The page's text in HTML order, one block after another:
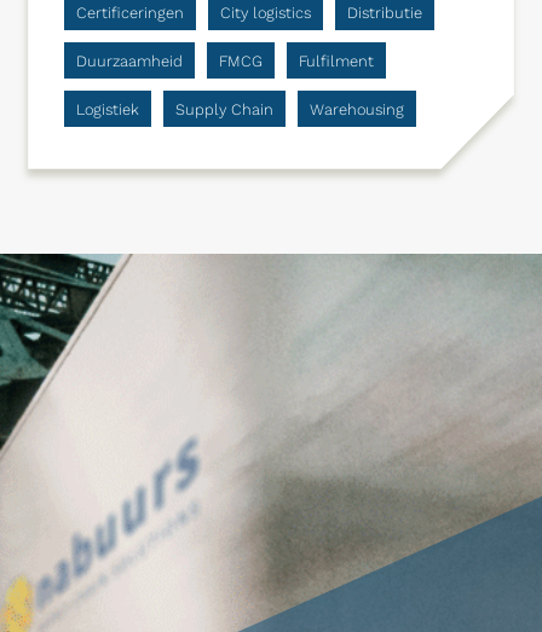
Certificeringen City logistics Distributie
Duurzaamheid FMCG Fulfilment
Logistiek Supply Chain Warehousing